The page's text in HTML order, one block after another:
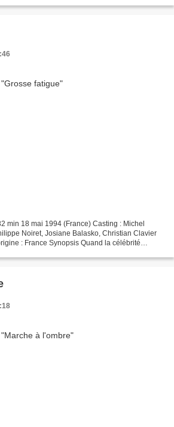
min 18 mai 1994 (France) Casting : Michel
Noiret, Josiane Balasko, Christian Clavier
: France Synopsis Quand la célébrité